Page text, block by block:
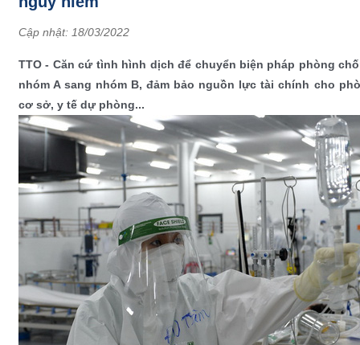
Cập nhật: 18/03/2022
TTO - Căn cứ tình hình dịch để chuyển biện pháp phòng
nhóm A sang nhóm B, đảm bảo nguồn lực tài chính cho
cơ sở, y tế dự phòng...